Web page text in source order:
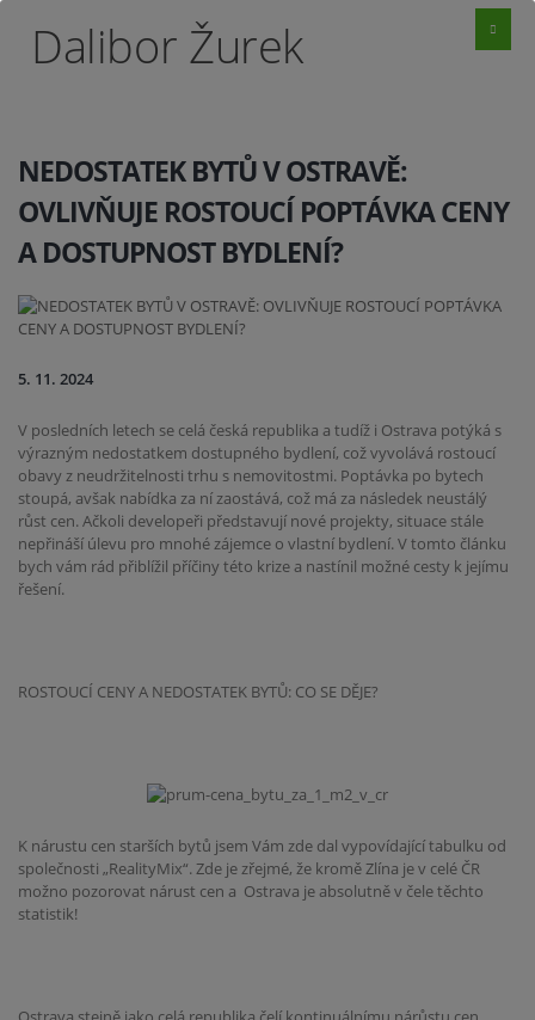
Dalibor Žurek
NEDOSTATEK BYTŮ V OSTRAVĚ:
OVLIVŇUJE ROSTOUCÍ POPTÁVKA CENY
A DOSTUPNOST BYDLENÍ?
5. 11. 2024
V posledních letech se celá česká republika a tudíž i Ostrava potýká s
výrazným nedostatkem dostupného bydlení, což vyvolává rostoucí
obavy z neudržitelnosti trhu s nemovitostmi. Poptávka po bytech
stoupá, avšak nabídka za ní zaostává, což má za následek neustálý
růst cen. Ačkoli developeři představují nové projekty, situace stále
nepřináší úlevu pro mnohé zájemce o vlastní bydlení. V tomto článku
bych vám rád přiblížil příčiny této krize a nastínil možné cesty k jejímu
řešení.
ROSTOUCÍ CENY A NEDOSTATEK BYTŮ: CO SE DĚJE?
K nárustu cen starších bytů jsem Vám zde dal vypovídající tabulku od
společnosti „RealityMix“. Zde je zřejmé, že kromě Zlína je v celé ČR
možno pozorovat nárust cen a Ostrava je absolutně v čele těchto
statistik!